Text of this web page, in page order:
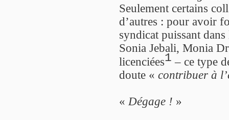
Seulement certains
d’autres : pour avoir
syndicat puissant
Sonia Jebali, Monia
licenciées1 – ce type
doute « contribuer à
« Dégage ! »